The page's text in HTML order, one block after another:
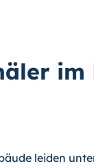
im
leiden